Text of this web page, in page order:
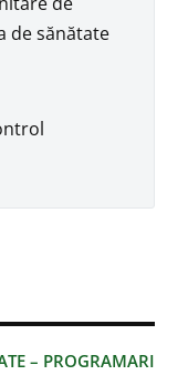
– PROGRAMARI
de sănătate